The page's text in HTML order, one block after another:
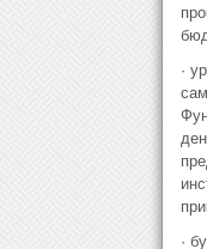
·
·